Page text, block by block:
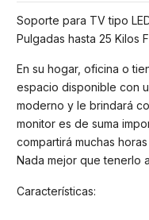
Soporte para TV tipo
Pulgadas hasta 25 Kilos
En su hogar, oficina o
espacio disponible con
moderno y le brindará
monitor es de suma
compartirá muchas
Nada mejor que tenerlo
Características: